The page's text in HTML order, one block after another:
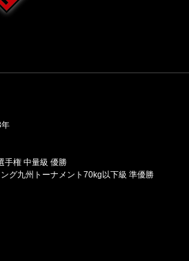
手権 中量級 優勝
グ九州トーナメント70kg以下級 準優勝